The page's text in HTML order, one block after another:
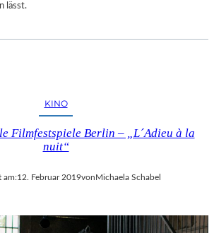
lässt.
KINO
Filmfestspiele Berlin – „L´Adieu à la
nuit“
am:12. Februar 2019von Michaela Schabel